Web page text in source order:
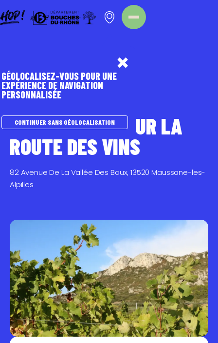
LES ALPILLES SUR LA
ROUTE DES VINS
82 Avenue De La Vallée Des Baux, 13520 Maussane-les-
Alpilles
GÉOLOCALISEZ-VOUS POUR UNE
EXPÉRIENCE DE NAVIGATION
PERSONNALISÉE
CONTINUER SANS GÉOLOCALISATION